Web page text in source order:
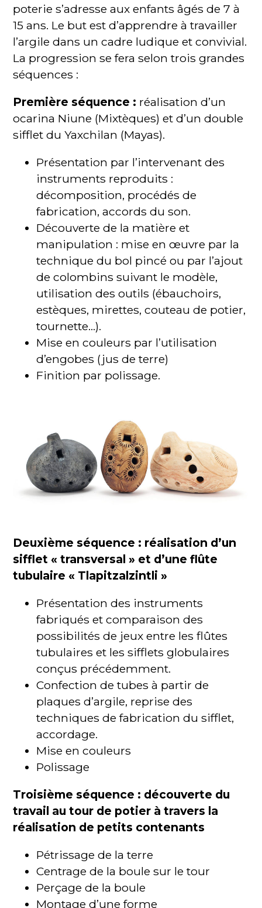
poterie s’adresse aux enfants âgés de 7 à
15 ans. Le but est d’apprendre à travailler
l’argile dans un cadre ludique et convivial.
La progression se fera selon trois grandes
séquences :
Première séquence : réalisation d’un
ocarina Niune (Mixtèques) et d’un double
sifflet du Yaxchilan (Mayas).
Présentation par l’intervenant des
instruments reproduits :
décomposition, procédés de
fabrication, accords du son.
Découverte de la matière et
manipulation : mise en œuvre par la
technique du bol pincé ou par l’ajout
de colombins suivant le modèle,
utilisation des outils (ébauchoirs,
estèques, mirettes, couteau de potier,
tournette…).
Mise en couleurs par l’utilisation
d’engobes (jus de terre)
Finition par polissage.
Deuxième séquence : réalisation d’un
sifflet « transversal » et d’une flûte
tubulaire « Tlapitzalzintli »
Présentation des instruments
fabriqués et comparaison des
possibilités de jeux entre les flûtes
tubulaires et les sifflets globulaires
conçus précédemment.
Confection de tubes à partir de
plaques d’argile, reprise des
techniques de fabrication du sifflet,
accordage.
Mise en couleurs
Polissage
Troisième séquence : découverte du
travail au tour de potier à travers la
réalisation de petits contenants
Pétrissage de la terre
Centrage de la boule sur le tour
Perçage de la boule
Montage d’une forme